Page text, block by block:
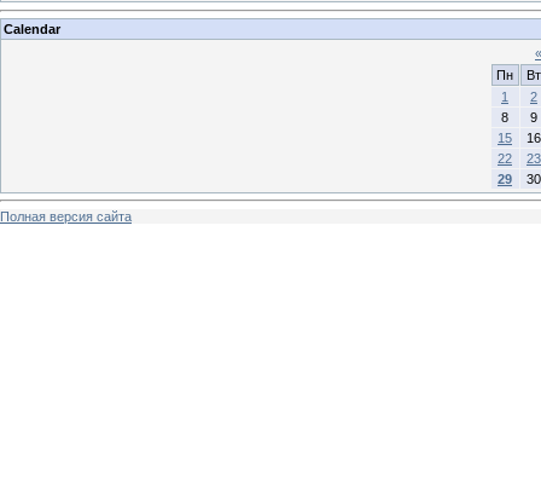
Calendar
«
Пн
Вт
1
2
8
9
15
16
22
23
29
30
Полная версия сайта